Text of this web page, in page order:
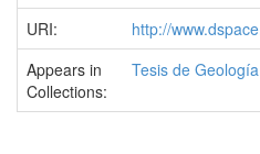
URI:
http://
Appears in
Collections:
Tesis de Geología